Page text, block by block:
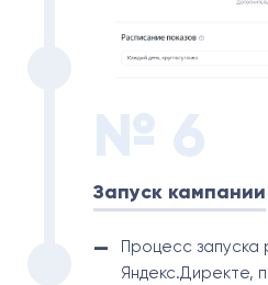
№ 6
Запуск кампании
Процесс запуска
Яндекс.Директе,